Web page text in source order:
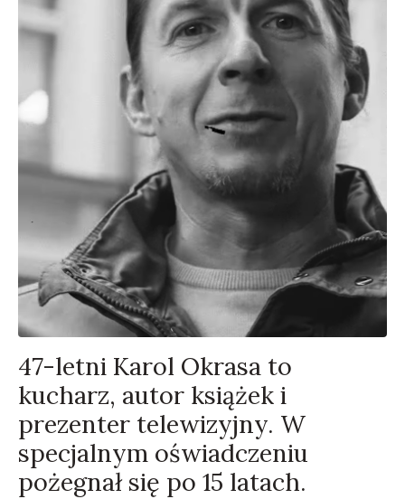
47-letni Karol Okrasa to
kucharz, autor książek i
prezenter telewizyjny. W
specjalnym oświadczeniu
pożegnał się po 15 latach.